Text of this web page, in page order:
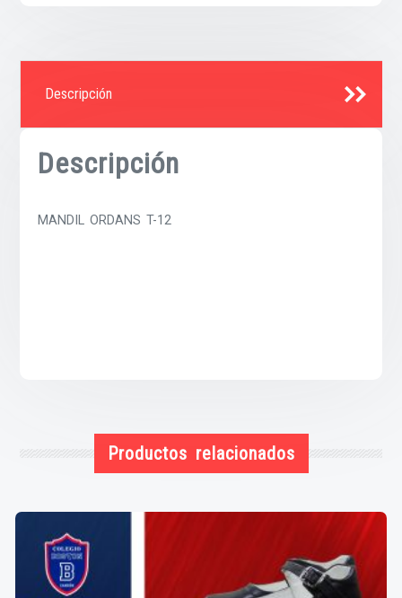
Descripción
Descripción
MANDIL ORDANS T-12
Productos relacionados